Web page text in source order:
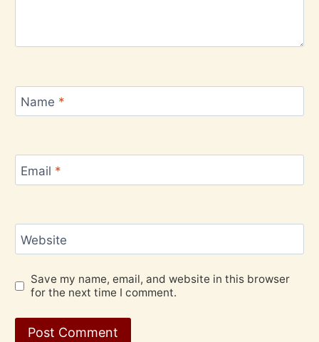
Name *
Email *
Website
Save my name, email, and website in this browser
for the next time I comment.